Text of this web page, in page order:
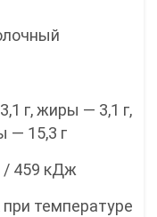
г, жиры — 3,1 г,
— 15,3 г
/ 459 кДж
при температуре